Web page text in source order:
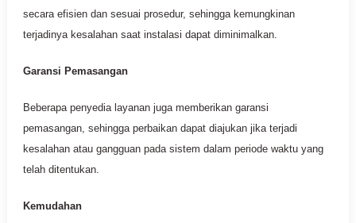
secara efisien dan sesuai prosedur, sehingga kemungkinan
terjadinya kesalahan saat instalasi dapat diminimalkan.
Garansi Pemasangan
Beberapa penyedia layanan juga memberikan garansi
pemasangan, sehingga perbaikan dapat diajukan jika terjadi
kesalahan atau gangguan pada sistem dalam periode waktu yang
telah ditentukan.
Kemudahan